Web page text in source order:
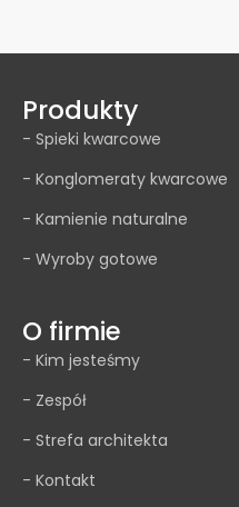
Produkty
- Spieki kwarcowe
- Konglomeraty kwarcowe
- Kamienie naturalne
- Wyroby gotowe
O firmie
- Kim jesteśmy
- Zespół
- Strefa architekta
- Kontakt